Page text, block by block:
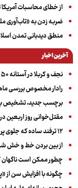
از خطای محاسبات آمریکا
ضربه زدن به «تاب‌آوری
منطق دیدبانی تمدن
آخرین اخبار
نجف و کربلا در آستانه ۵۰ درجه
رادار مخصوص بررسی
برچسب جدید، تشخیص
مقتل‌خوانی روز اربعین
۱۲ ترفند ساده که جلوی پرخوری عصبی و اضافه ‌وزن را می‌گیرد
از بین بردن خط و خش
چطور ممکن است
چگونه با افزایش سن از